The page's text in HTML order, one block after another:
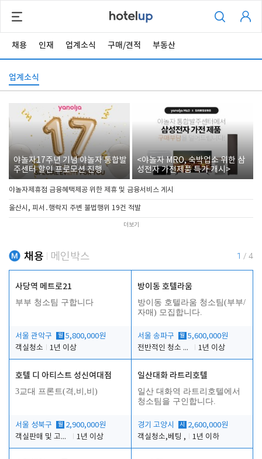
채용 인재 업계소식 구매/견적 부동산
업계소식
야놀자17주년 기념 야놀자 통합발
주센터 할인 프로모션 진행
<야놀자 MRO, 숙박업소 위한 삼
성전자 가전제품 특가 개시>
야놀자제휴점 금융혜택제공 위한 제휴 및 금융서비스 게시
울산시, 피서․행락지 주변 불법행위 19건 적발
더보기
채용 메인박스 1 / 4
사당역 메트로21
부부 청소팀 구합니다
서울 관악구 월 5,800,000원
객실청소
1년 이상
방이동 호텔라움
방이동 호텔라움 청소팀(부부/
자매) 모집합니다.
서울 송파구 월 5,600,000원
전반적인 청소 업무(객실청소.객실정리)
1년 이상
호텔 디 아티스트 성신여대점
3교대 프론트(격,비,비)
서울 성북구 월 2,900,000원
객실판매 및 고객응대
1년 이상
일산대화 라트리호텔
일산 대화역 라트리호텔에서
청소팀을 구인합니다.
경기 고양시 시
2,600,000원
객실청소,베팅 ,
1년 이하